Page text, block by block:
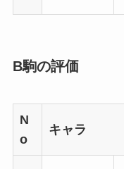
B駒の評価
N
o
キャラ